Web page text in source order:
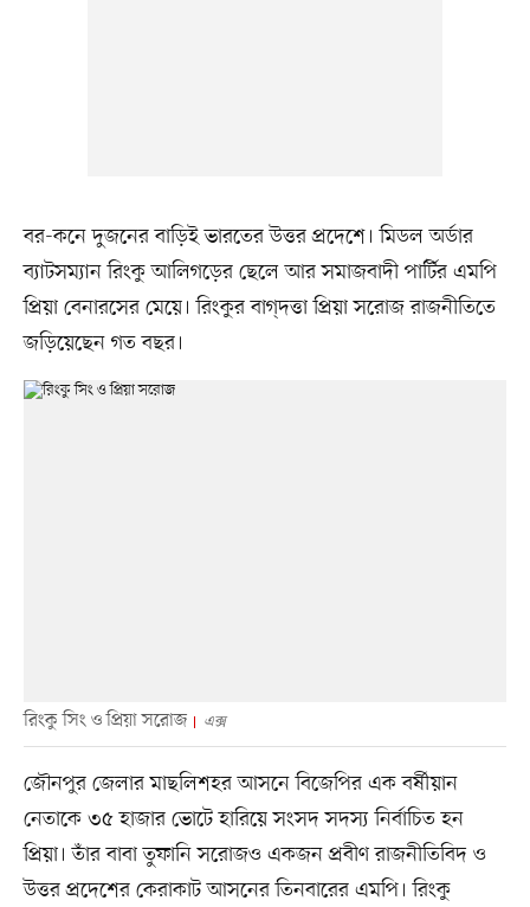
বর-কনে দুজনের বাড়িই ভারতের উত্তর প্রদেশে। মিডল অর্ডার
ব্যাটসম্যান রিংকু আলিগড়ের ছেলে আর সমাজবাদী পার্টির এমপি
প্রিয়া বেনারসের মেয়ে। রিংকুর বাগ্‌দত্তা প্রিয়া সরোজ রাজনীতিতে
জড়িয়েছেন গত বছর।
রিংকু সিং ও প্রিয়া সরোজ এক্স
জৌনপুর জেলার মাছলিশহর আসনে বিজেপির এক বর্ষীয়ান
নেতাকে ৩৫ হাজার ভোটে হারিয়ে সংসদ সদস্য নির্বাচিত হন
প্রিয়া। তাঁর বাবা তুফানি সরোজও একজন প্রবীণ রাজনীতিবিদ ও
উত্তর প্রদেশের কেরাকাট আসনের তিনবারের এমপি। রিংকু